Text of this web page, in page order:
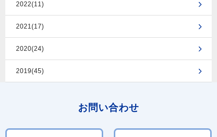
2022(11)
2021(17)
2020(24)
2019(45)
お問い合わせ